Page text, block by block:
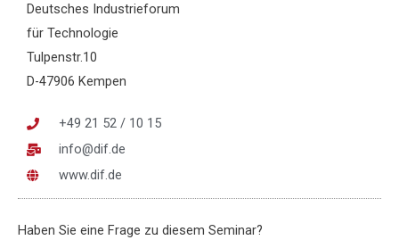
Deutsches Industrieforum
für Technologie
Tulpenstr.10
D-47906 Kempen
+49 21 52 / 10 15
info@dif.de
www.dif.de
Haben Sie eine Frage zu diesem Seminar?